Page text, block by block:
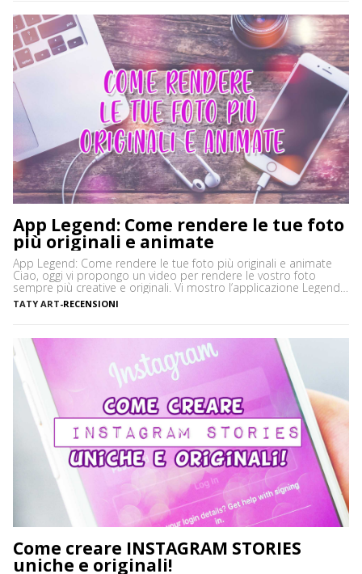
App Legend: Come rendere le tue foto
più originali e animate
App Legend: Come rendere le tue foto più originali e animate
Ciao, oggi vi propongo un video per rendere le vostro foto
sempre più creative e originali. Vi mostro l’applicazione Legend,
disponibile per Android e Apple. Che aspettate? Cliccate play e
scoprite questa fantastica app! Besitos ❤ ◕‿◕ Tatiana Passate
TATY ART-RECENSIONI
Come creare INSTAGRAM STORIES
uniche e originali!